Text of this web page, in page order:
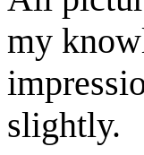
my
slightly.